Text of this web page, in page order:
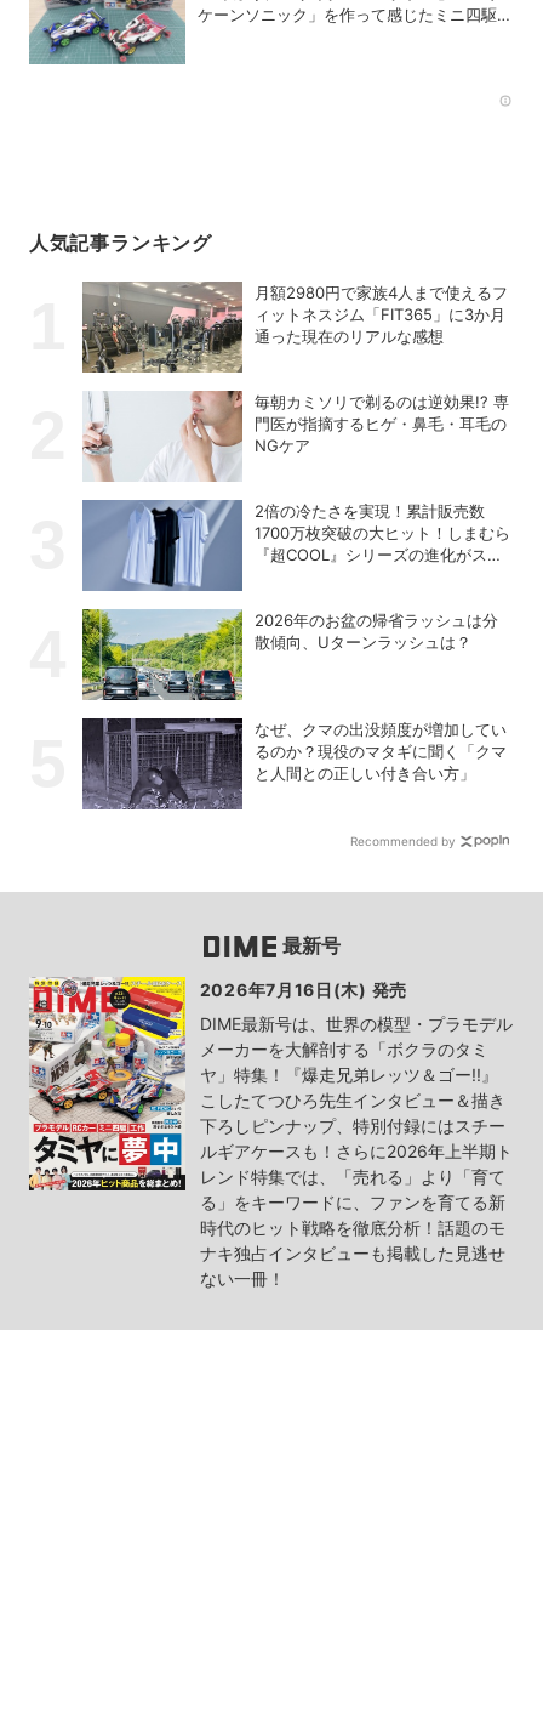
ケーンソニック」を作って感じたミニ四駆の
人気記事ランキング
月額2980円で家族4人まで使えるフ
ィットネスジム「FIT365」に3か月
通った現在のリアルな感想
毎朝カミソリで剃るのは逆効果!? 専
門医が指摘するヒゲ・鼻毛・耳毛の
NGケア
2倍の冷たさを実現！累計販売数
1700万枚突破の大ヒット！しまむら
『超COOL』シリーズの進化がスゴ
2026年のお盆の帰省ラッシュは分
散傾向、Uターンラッシュは？
なぜ、クマの出没頻度が増加してい
るのか？現役のマタギに聞く「クマ
と人間との正しい付き合い方」
Recommended by
最新号
2026年7月16日(木) 発売
DIME最新号は、世界の模型・プラモデル
メーカーを大解剖する「ボクラのタミ
ヤ」特集！『爆走兄弟レッツ＆ゴー!!』
こしたてつひろ先生インタビュー＆描き
下ろしピンナップ、特別付録にはスチー
ルギアケースも！さらに2026年上半期ト
レンド特集では、「売れる」より「育て
る」をキーワードに、ファンを育てる新
時代のヒット戦略を徹底分析！話題のモ
ナキ独占インタビューも掲載した見逃せ
ない一冊！